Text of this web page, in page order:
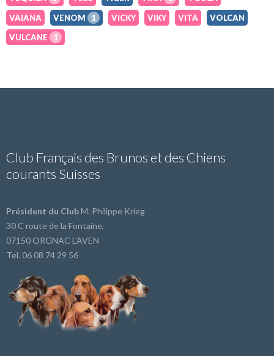
VAIANA
VENOM 1 VICKY VIKY VITA
VOLCAN
VULCANE
1
Club Français des Brunos et des Chiens
courants Suisses
Président du ClubM. Philippe Krieg
30 C route de la Fontaine,
07150 ORGNAC L'AVEN
Tel. 06 08 74 29 56